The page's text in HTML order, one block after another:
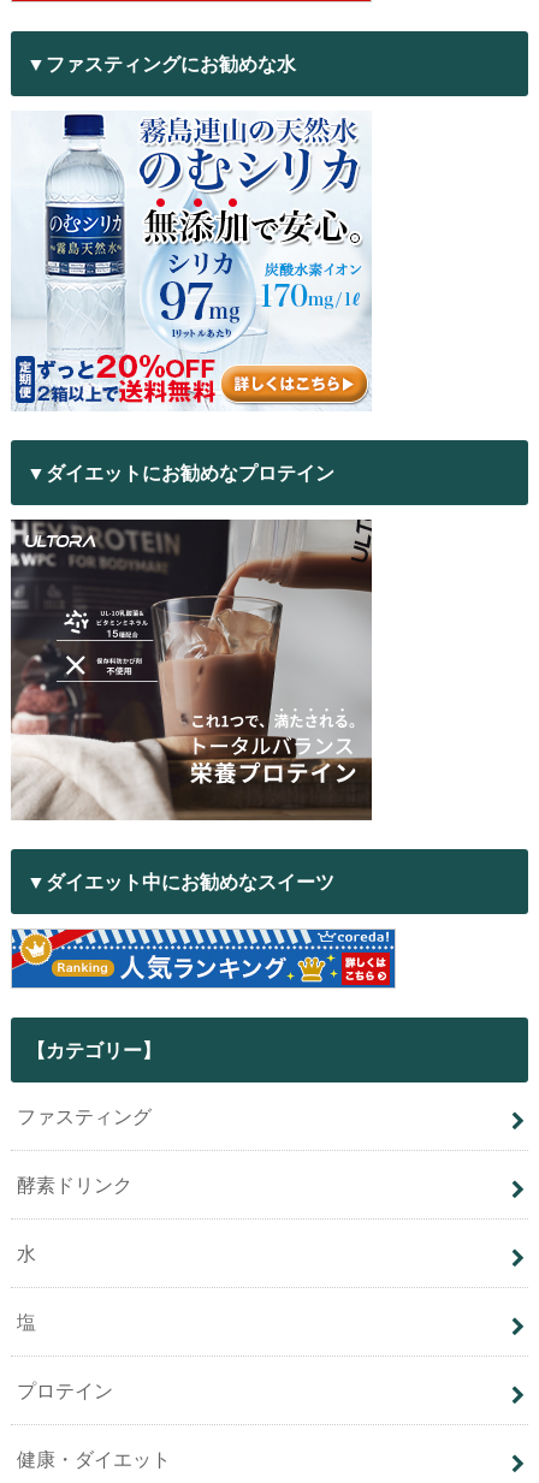
▼ファスティングにお勧めな水
▼ダイエットにお勧めなプロテイン
▼ダイエット中にお勧めなスイーツ
【カテゴリー】
ファスティング
酵素ドリンク
水
塩
プロテイン
健康・ダイエット